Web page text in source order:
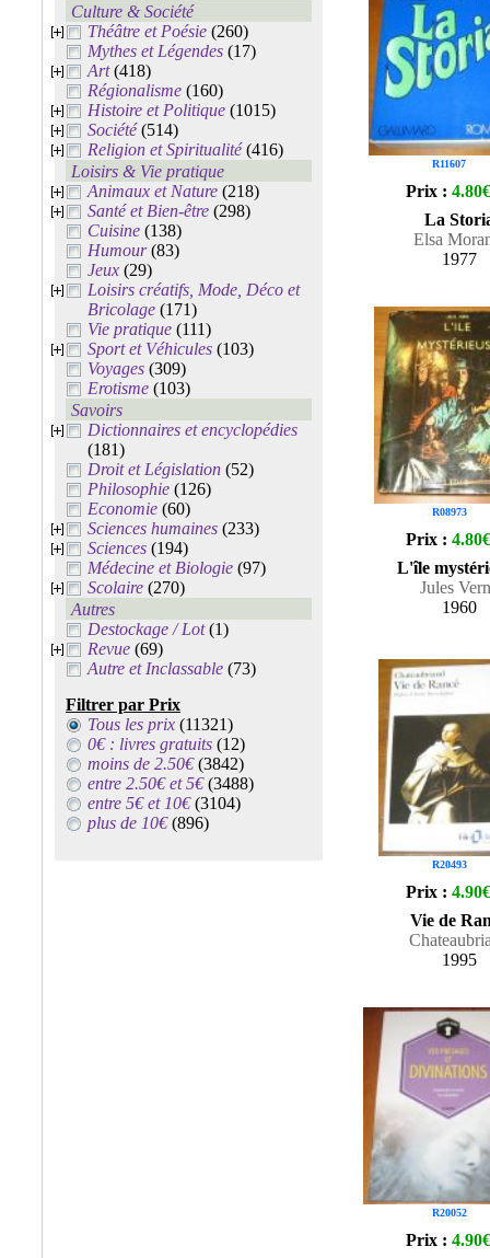
Culture & Société
Théâtre et Poésie (260)
Mythes et Légendes (17)
Art(418)
Régionalisme (160)
Histoire et Politique (1015)
Société(514)
Religion et Spiritualité(416)
Loisirs & Vie pratique
Animaux et Nature (218)
Santé et Bien-être (298)
Cuisine (138)
Humour(83)
Jeux (29)
Loisirs créatifs, Mode, Déco et
Bricolage (171)
Vie pratique (111)
Sport et Véhicules (103)
Voyages (309)
Erotisme (103)
Savoirs
Dictionnaires et encyclopédies
(181)
Droit et Législation (52)
Philosophie (126)
Economie (60)
Sciences humaines (233)
Sciences (194)
Médecine et Biologie (97)
Scolaire (270)
Autres
Destockage / Lot(1)
Revue (69)
Autre et Inclassable (73)
Filtrer par Prix
Tous les prix (11321)
0€ : livres gratuits (12)
moins de 2.50€(3842)
entre 2.50€ et 5€(3488)
entre 5€ et 10€(3104)
plus de 10€(896)
R11607
Prix : 4.80€
La
Elsa
1977
R08973
Prix : 4.80€
L'île
Jules
1960
R20493
Prix : 4.90€
Vie de
1995
R20052
Prix : 4.90€